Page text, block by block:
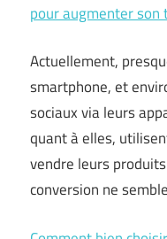
pour augmenter son
Actuellement,
smartphone, et
sociaux via leurs
quant à elles,
vendre leurs
conversion ne